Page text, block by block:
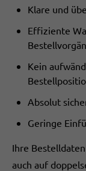
Klare und
Effiziente
Kein
Absolut
Geringe
Ihre
auch auf